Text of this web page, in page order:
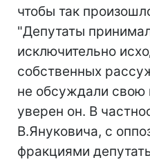
чтобы так
"Депутаты
исключительно
собственных
не обсуждали свою
уверен он. В
В.Януковича, с
фракциями